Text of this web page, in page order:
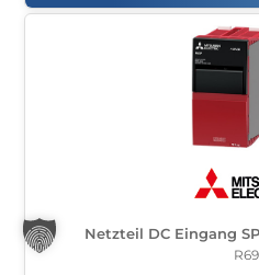
Netzteil DC Eingang